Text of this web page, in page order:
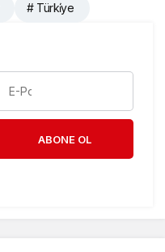
# Türki̇ye
ABONE OL